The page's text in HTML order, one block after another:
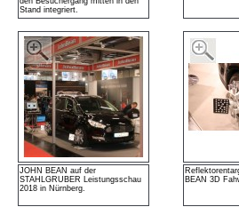
Stand integriert.
JOHN BEAN auf der
STAHLGRUBER Leistungsschau
2018 in Nürnberg.
BEAN 3D